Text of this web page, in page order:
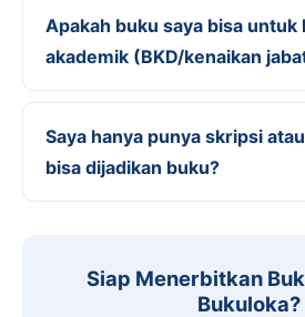
Apakah buku saya bisa untuk
akademik (BKD/kenaikan
Saya hanya punya skripsi
bisa dijadikan buku?
Siap Menerbitkan
Bukuloka?